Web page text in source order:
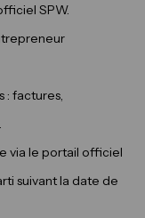
SPW.
: factures,
via le portail officiel
suivant la date de